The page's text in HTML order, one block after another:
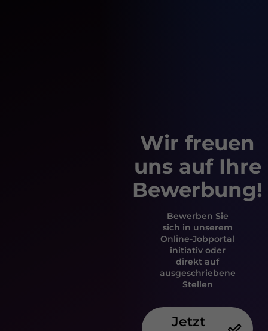
Wir freuen
uns auf Ihre
Bewerbung!
Bewerben Sie
sich in unserem
Online-Jobportal
initiativ oder
direkt auf
ausgeschriebene
Stellen
Jetzt